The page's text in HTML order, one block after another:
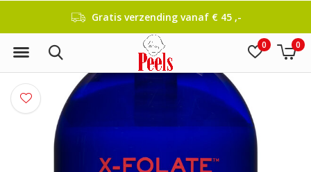
0 0
Gratis verzending vanaf € 45 ,-